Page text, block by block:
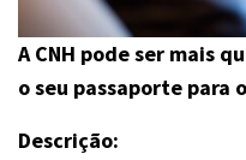
A CNH pode ser mais
o seu passaporte para
Descrição: